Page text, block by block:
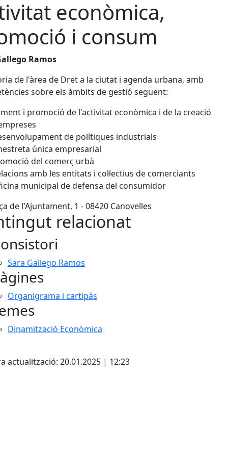
econòmica,
i consum
Ramos
de l'àrea de Dret a la ciutat i agenda urbana, amb
sobre els àmbits de gestió següent:
i promoció de l'activitat econòmica i de la creació
de polítiques industrials
única empresarial
del comerç urbà
amb les entitats i col·lectius de comerciants
municipal de defensa del consumidor
de l'Ajuntament, 1 - 08420 Canovelles
relacionat
Sara Gallego Ramos
Organigrama i cartipàs
Dinamització Econòmica
actualització: 20.01.2025 | 12:23